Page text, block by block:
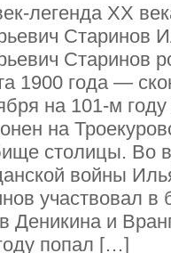
легенда XX
Старинов
Старинов
1900 года —
на 101-м
на
столицы. Во
войны
участвовал в
Деникина и
попал […]